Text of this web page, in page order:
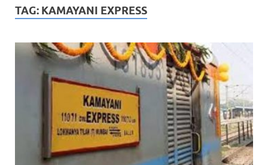
TAG: KAMAYANI EXPRESS